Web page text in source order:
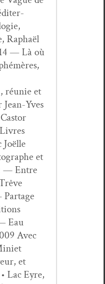
Raphaël
— Là où
réu­nie et
Jean-Yves
Joëlle
et
— Entre
Eau
Avec
et
Lac Eyre,